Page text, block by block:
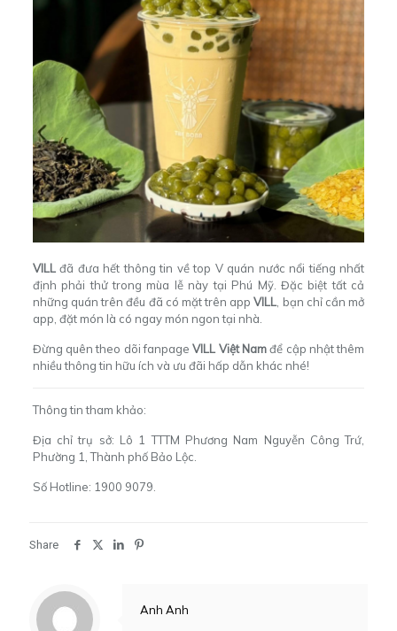
VILLđã đưa hết thông tin về top V quán nước nổi tiếng nhất
định phải thử trong mùa lễ này tại Phú Mỹ. Đặc biệt tất cả
những quán trên đều đã có mặt trên appVILL , bạn chỉ cần mở
app, đặt món là có ngay món ngon tại nhà.
Đừng quên theo dõi fanpage VILL Việt Namđể cập nhật thêm
nhiều thông tin hữu ích và ưu đãi hấp dẫn khác nhé!
Thông tin tham khảo:
Địa chỉ trụ sở: Lô 1 TTTM Phương Nam Nguyễn Công Trứ,
Phường 1, Thành phố Bảo Lộc.
Số Hotline: 1900 9079.
Share
Anh Anh